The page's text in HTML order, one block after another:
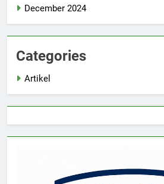
December 2024
Categories
Artikel